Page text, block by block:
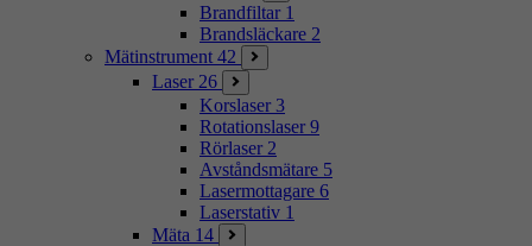
Brandfiltar 1
Brandsläckare 2
Mätinstrument 42
Laser 26
Korslaser 3
Rotationslaser 9
Rörlaser 2
Avståndsmätare 5
Lasermottagare 6
Laserstativ 1
Mäta 14